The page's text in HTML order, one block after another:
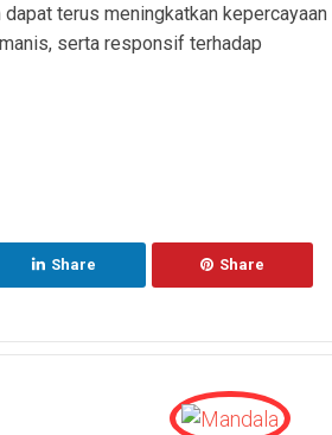
terus meningkatkan kepercayaan
serta responsif terhadap
Share Share